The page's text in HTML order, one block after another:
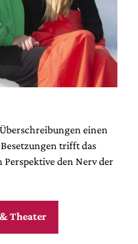
einen
trifft das
den Nerv der
Theater